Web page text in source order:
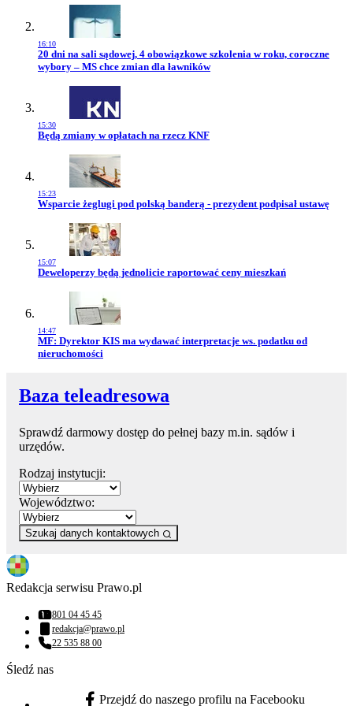
16:10
Przejdź do artykułu:
20 dni na sali sądowej, 4 obowiązkowe szkolenia w roku, coroczne
wybory – MS chce zmian dla ławników
15:30
Przejdź do artykułu:
Będą zmiany w opłatach na rzecz KNF
15:23
Przejdź do artykułu:
Wsparcie żeglugi pod polską banderą - prezydent podpisał ustawę
15:07
Przejdź do artykułu:
Deweloperzy będą jednolicie raportować ceny mieszkań
14:47
Przejdź do artykułu:
MF: Dyrektor KIS ma wydawać interpretacje ws. podatku od
nieruchomości
Baza teleadresowa
Sprawdź darmowy dostęp do pełnej bazy m.in. sądów i
urzędów.
Rodzaj instytucji:
Województwo:
Szukaj danych kontaktowych
Redakcja serwisu Prawo.pl
Numer telefonu:
801 04 45 45
Adres email:
redakcja@prawo.pl
Numer telefonu:
22 535 88 00
Śledź nas
Przejdź do naszego profilu na Facebooku